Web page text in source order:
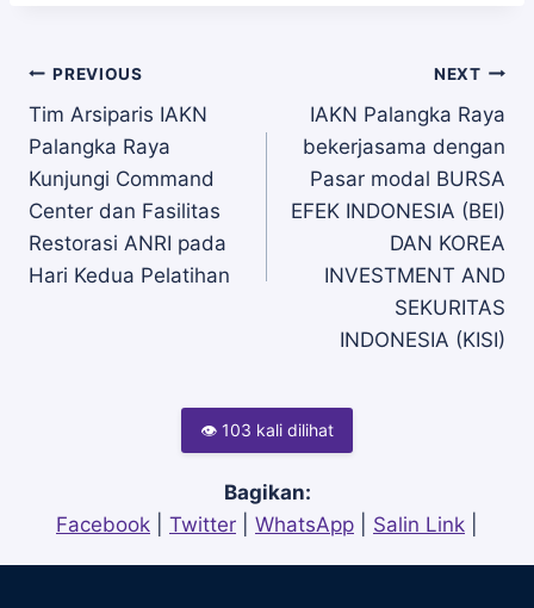
Navigasi
pos
PREVIOUS
Tim Arsiparis IAKN
Palangka Raya
Kunjungi Command
Center dan Fasilitas
Restorasi ANRI pada
Hari Kedua Pelatihan
NEXT
IAKN Palangka Raya
bekerjasama dengan
Pasar modal BURSA
EFEK INDONESIA (BEI)
DAN KOREA
INVESTMENT AND
SEKURITAS
INDONESIA (KISI)
👁 103 kali dilihat
Bagikan:
Facebook
Twitter WhatsApp Salin Link